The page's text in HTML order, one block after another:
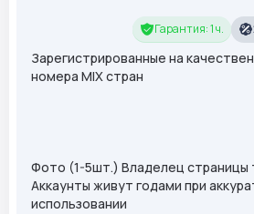
Гарантия: 1 ч.
Зарегистрированные на
номера MIX стран
Фото (1-5шт.) Владелец страницы
Аккаунты живут годами при
использовании